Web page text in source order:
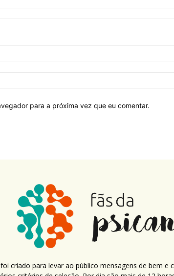
para a próxima vez que eu comentar.
criado para levar ao público mensagens de bem e